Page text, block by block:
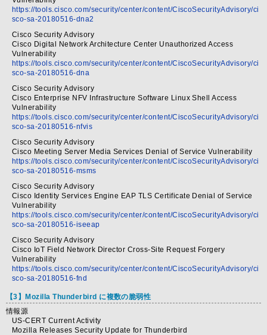
https://tools.cisco.com/security/center/content/CiscoSecurityAdvisory/ci
sco-sa-20180516-dna2
Cisco Security Advisory
Cisco Digital Network Architecture Center Unauthorized Access
Vulnerability
https://tools.cisco.com/security/center/content/CiscoSecurityAdvisory/ci
sco-sa-20180516-dna
Cisco Security Advisory
Cisco Enterprise NFV Infrastructure Software Linux Shell Access
Vulnerability
https://tools.cisco.com/security/center/content/CiscoSecurityAdvisory/ci
sco-sa-20180516-nfvis
Cisco Security Advisory
Cisco Meeting Server Media Services Denial of Service Vulnerability
https://tools.cisco.com/security/center/content/CiscoSecurityAdvisory/ci
sco-sa-20180516-msms
Cisco Security Advisory
Cisco Identity Services Engine EAP TLS Certificate Denial of Service
Vulnerability
https://tools.cisco.com/security/center/content/CiscoSecurityAdvisory/ci
sco-sa-20180516-iseeap
Cisco Security Advisory
Cisco IoT Field Network Director Cross-Site Request Forgery
Vulnerability
https://tools.cisco.com/security/center/content/CiscoSecurityAdvisory/ci
sco-sa-20180516-fnd
【3】Mozilla Thunderbird に複数の脆弱性
情報源
US-CERT Current Activity
Mozilla Releases Security Update for Thunderbird